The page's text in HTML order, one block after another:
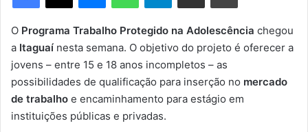
m
e
-
m
a
O Programa Trabalho Protegido na Adolescência chegou
a Itaguaí nesta semana. O objetivo do projeto é oferecer a
jovens – entre 15 e 18 anos incompletos – as
possibilidades de qualificação para inserção no mercado
de trabalho e encaminhamento para estágio em
instituições públicas e privadas.